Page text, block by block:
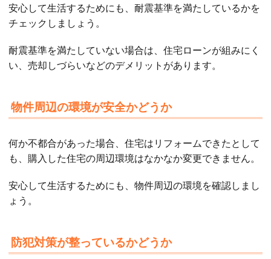
安心して生活するためにも、耐震基準を満たしているかを
チェックしましょう。
耐震基準を満たしていない場合は、住宅ローンが組みにく
い、売却しづらいなどのデメリットがあります。
物件周辺の環境が安全かどうか
何か不都合があった場合、住宅はリフォームできたとして
も、購入した住宅の周辺環境はなかなか変更できません。
安心して生活するためにも、物件周辺の環境を確認しまし
ょう。
防犯対策が整っているかどうか